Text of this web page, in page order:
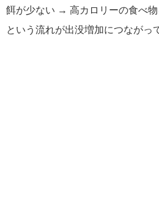
餌が少ない → 高カロリーの食べ
という流れが出没増加につながっ